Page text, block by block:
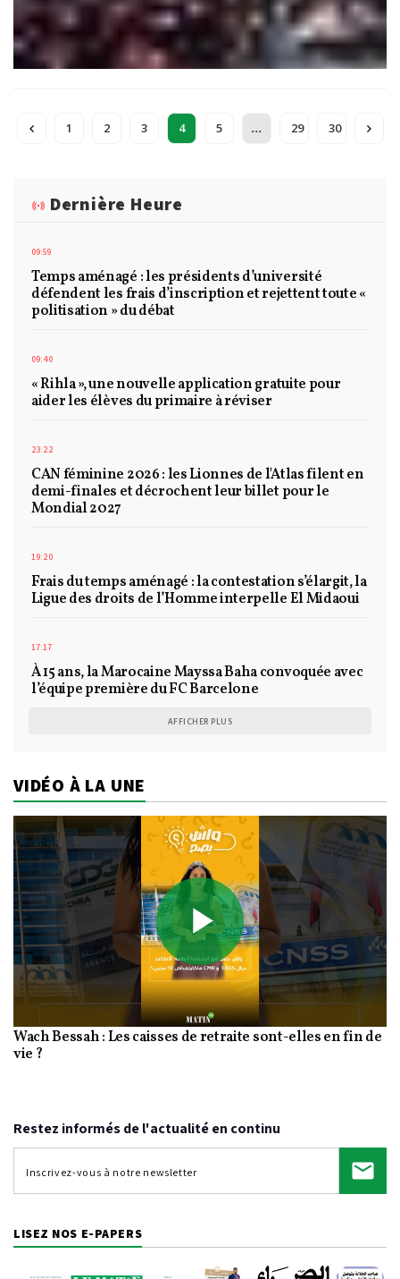
1 2 3 4 5 ... 29 30
Dernière Heure
09:59
Temps aménagé : les présidents d’université
défendent les frais d’inscription et rejettent toute «
politisation » du débat
09:40
« Rihla », une nouvelle application gratuite pour
aider les élèves du primaire à réviser
23:22
CAN féminine 2026 : les Lionnes de l'Atlas filent en
demi-finales et décrochent leur billet pour le
Mondial 2027
19:20
Frais du temps aménagé : la contestation s’élargit, la
Ligue des droits de l’Homme interpelle El Midaoui
17:17
À 15 ans, la Marocaine Mayssa Baha convoquée avec
l’équipe première du FC Barcelone
AFFICHER PLUS
VIDÉO À LA UNE
Play
Video
Wach Bessah : Les caisses de retraite sont-elles en fin de
vie ?
Restez informés de l'actualité en continu
LISEZ NOS E-PAPERS